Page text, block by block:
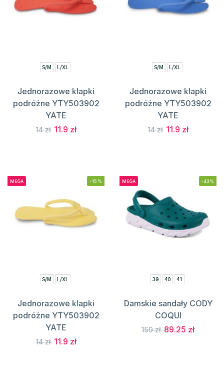
S/M L/XL
Jednorazowe klapki
podróżne YTY503902
YATE
14 zł 11.9 zł
S/M L/XL
Jednorazowe klapki
podróżne YTY503902
YATE
14 zł 11.9 zł
MEGA -15%
S/M L/XL
Jednorazowe klapki
podróżne YTY503902
YATE
14 zł 11.9 zł
MEGA -43%
39 40 41
Damskie sandały CODY
COQUI
159 zł 89.25 zł